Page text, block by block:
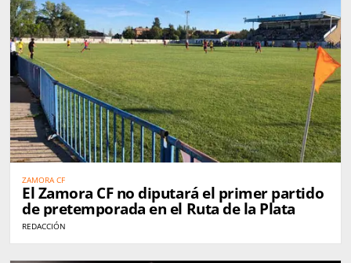
ZAMORA CF
El Zamora CF no diputará el primer partido
de pretemporada en el Ruta de la Plata
REDACCIÓN